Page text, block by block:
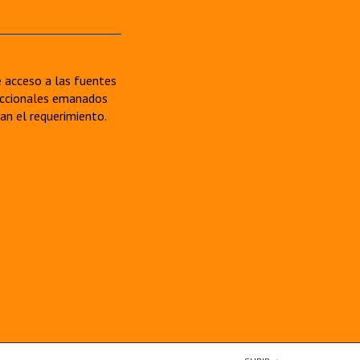
acceso a las fuentes
emanados
el requerimiento.